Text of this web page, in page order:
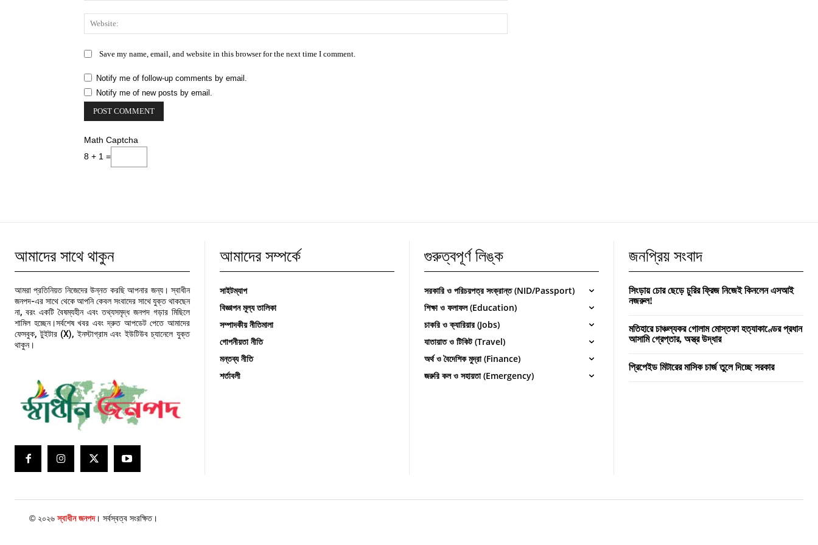
Save my name, email, and website in this browser for the next time I comment.
Notify me of follow-up comments by email.
Notify me of new posts by email.
Math Captcha
8 + 1 =
আমাদের সাথে থাকুন
আমরা প্রতিনিয়ত নিজেদের উন্নত করছি আপনার জন্য। স্বাধীন
জনপদ-এর সাথে থেকে আপনি কেবল সংবাদের সাথে যুক্ত থাকছেন
না, বরং একটি বৈষম্যহীন এবং তথ্যসমৃদ্ধ জনপদ গড়ার মিছিলে
শামিল হচ্ছেন।সর্বশেষ খবর এবং দ্রুত আপডেট পেতে আমাদের
ফেসবুক, টুইটার (X), ইনস্টাগ্রাম এবং ইউটিউব চ্যানেলে যুক্ত
থাকুন।
আমাদের সম্পর্কে
সাইটম্যাপ
বিজ্ঞাপন মূল্য তালিকা
সম্পাদকীয় নীতিমালা
গোপনীয়তা নীতি
মন্তব্য নীতি
শর্তাবলী
গুরুত্বপূর্ণ লিঙ্ক
সরকারি ও পরিচয়পত্র সংক্রান্ত (NID/Passport)
শিক্ষা ও ফলাফল (Education)
চাকরি ও ক্যারিয়ার (Jobs)
যাতায়াত ও টিকিট (Travel)
অর্থ ও বৈদেশিক মুদ্রা (Finance)
জরুরি কল ও সহায়তা (Emergency)
জনপ্রিয় সংবাদ
সিংড়ায় চোর ছেড়ে চুরির ফ্রিজ নিজেই কিনলেন এসআই
নজরুল!
মতিহারে চাঞ্চল্যকর গোলাম মোস্তফা হত্যাকাণ্ডের প্রধান
আসামি গ্রেপ্তার, অস্ত্র উদ্ধার
প্রিপেইড মিটারের মাসিক চার্জ তুলে দিচ্ছে সরকার
© ২০২৬স্বাধীন জনপদ। সর্বস্বত্ব সংরক্ষিত।